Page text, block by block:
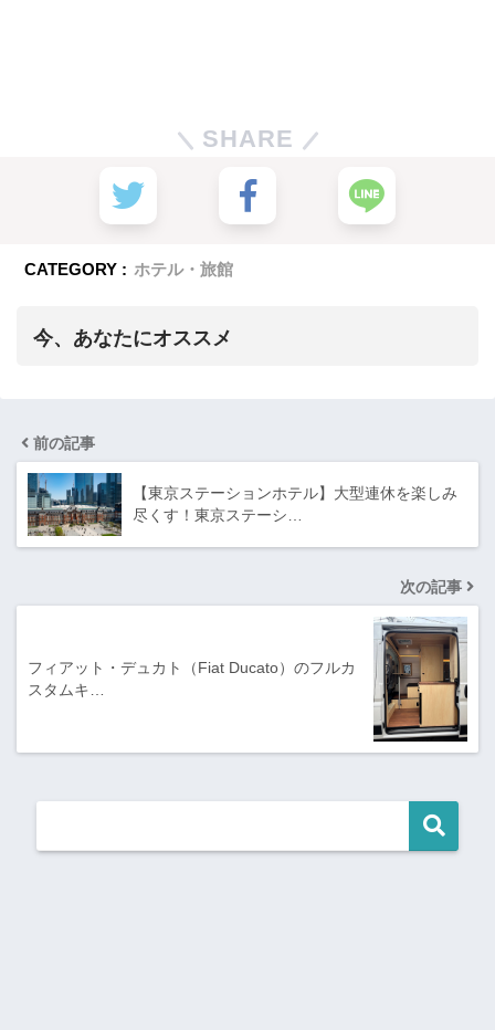
SHARE
CATEGORY : ホテル・旅館
今、あなたにオススメ
前の記事
【東京ステーションホテル】大型連休を楽しみ
尽くす！東京ステーシ…
次の記事
フィアット・デュカト（Fiat Ducato）のフルカ
スタムキ…